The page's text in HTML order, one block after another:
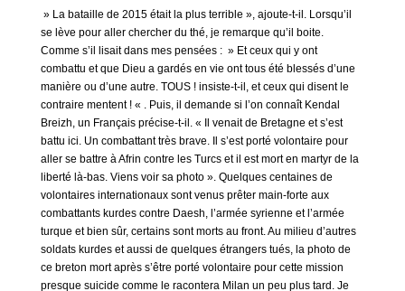
» La bataille de 2015 était la plus terrible », ajoute-t-il. Lorsqu’il
se lève pour aller chercher du thé, je remarque qu’il boite.
Comme s’il lisait dans mes pensées : » Et ceux qui y ont
combattu et que Dieu a gardés en vie ont tous été blessés d’une
manière ou d’une autre. TOUS ! insiste-t-il, et ceux qui disent le
contraire mentent ! « . Puis, il demande si l’on connaît Kendal
Breizh, un Français précise-t-il. « Il venait de Bretagne et s’est
battu ici. Un combattant très brave. Il s’est porté volontaire pour
aller se battre à Afrin contre les Turcs et il est mort en martyr de la
liberté là-bas. Viens voir sa photo ». Quelques centaines de
volontaires internationaux sont venus prêter main-forte aux
combattants kurdes contre Daesh, l’armée syrienne et l’armée
turque et bien sûr, certains sont morts au front. Au milieu d’autres
soldats kurdes et aussi de quelques étrangers tués, la photo de
ce breton mort après s’être porté volontaire pour cette mission
presque suicide comme le racontera Milan un peu plus tard. Je